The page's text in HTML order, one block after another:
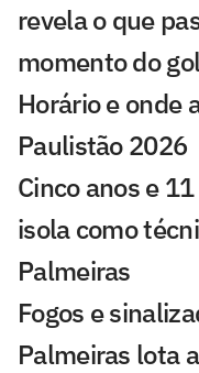
revela o que
momento do
Horário e onde
Paulistão 2026
Cinco anos e
isola como
Palmeiras
Fogos e
Palmeiras lota